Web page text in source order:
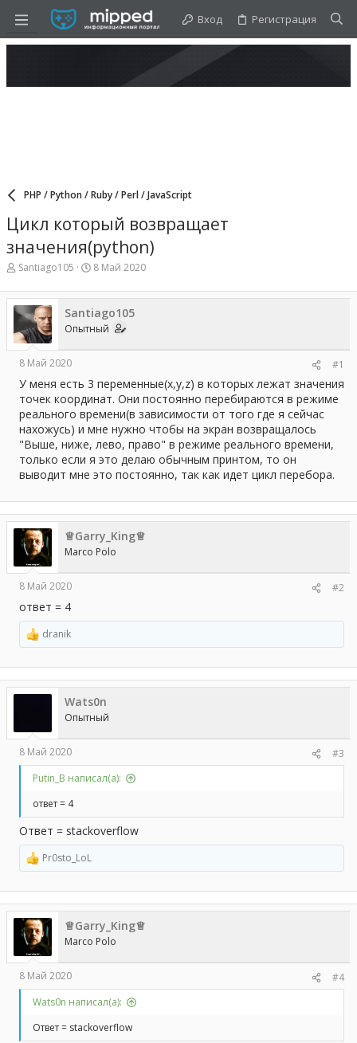
Вход Регистрация
PHP / Python / Ruby / Perl / JavaScript
Цикл который возвращает
значения(python)
А
т
о
р
т
е
ы
Santiago105
Д
т
н
а
а
8 Май 2020
Santiago105
Опытный
8 Май 2020 #1
У меня есть 3 переменные(x,y,z) в которых лежат значения
точек координат. Они постоянно перебираются в режиме
реального времени(в зависимости от того где я сейчас
нахожусь) и мне нужно чтобы на экран возвращалось
"Выше, ниже, лево, право" в режиме реального времени,
только если я это делаю обычным принтом, то он
выводит мне это постоянно, так как идет цикл перебора.
♕Garry_King♕
Marco Polo
8 Май 2020 #2
ответ = 4
Р
е
а
к
ц
dranik
Wats0n
Опытный
8 Май 2020
#3
Putin_B написал(а):
ответ = 4
Ответ = stackoverflow
Р
е
а
к
ц
и
и
:
Pr0sto_LoL
♕Garry_King♕
Marco Polo
8 Май 2020
#4
Wats0n написал(а):
Ответ = stackoverflow